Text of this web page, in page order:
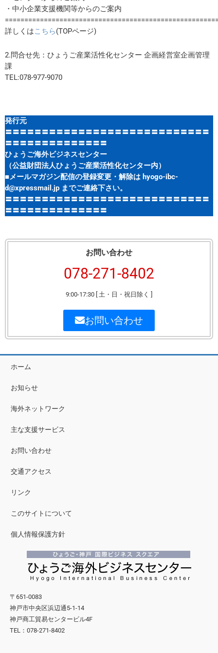
・中小企業支援機関等からのご案内
詳しくはこちら(TOPページ)
2.問合せ先：ひょうご産業活性化センター 企画経営室企画管理
課
TEL:078-977-9070
発行元
〓〓〓〓〓〓〓〓〓〓〓〓〓〓〓〓〓〓〓〓〓〓〓〓〓〓〓〓
〓〓〓〓〓〓〓〓〓〓〓〓〓〓
ひょうご海外ビジネスセンター
（公益財団法人ひょうご産業活性化センター内）
■メールマガジン配信の登録変更・解除は hyogo-ibc-
d@xpressmail.jp までご連絡下さい。
〓〓〓〓〓〓〓〓〓〓〓〓〓〓〓〓〓〓〓〓〓〓〓〓〓〓〓〓
〓〓〓〓〓〓〓〓〓〓〓〓〓〓
お問い合わせ
078-271-8402
9:00-17:30 [ 土・日・祝日除く ]
お問い合わせ
ホーム
お知らせ
海外ネットワーク
主な支援サービス
お問い合わせ
交通アクセス
リンク
このサイトについて
個人情報保護方針
〒651-0083
神戸市中央区浜辺通5-1-14
神戸商工貿易センタービル4F
TEL：078-271-8402